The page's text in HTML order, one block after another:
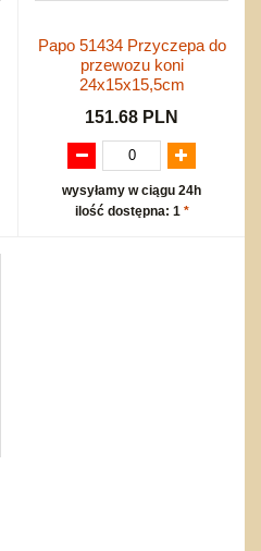
Papo 51434 Przyczepa do
przewozu koni
24x15x15,5cm
151.68 PLN
wysyłamy w ciągu 24h
ilość dostępna: 1 *